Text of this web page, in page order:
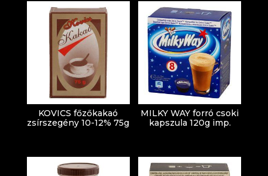
KOVICS főzőkakaó
zsírszegény 10-12% 75g
MILKY WAY forró csoki
kapszula 120g imp.